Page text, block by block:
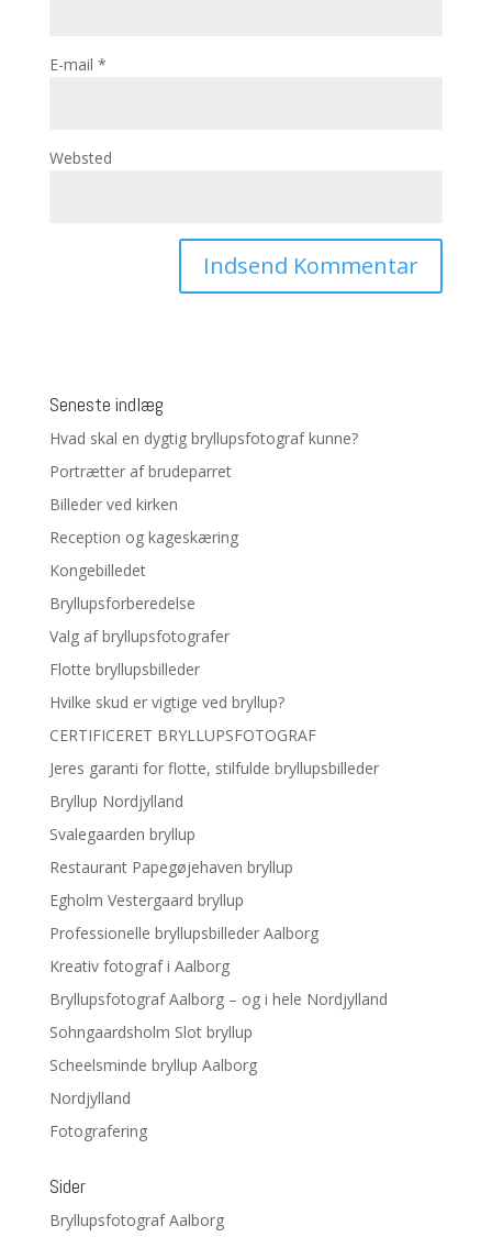
E-mail *
Websted
Seneste indlæg
Hvad skal en dygtig bryllupsfotograf kunne?
Portrætter af brudeparret
Billeder ved kirken
Reception og kageskæring
Kongebilledet
Bryllupsforberedelse
Valg af bryllupsfotografer
Flotte bryllupsbilleder
Hvilke skud er vigtige ved bryllup?
CERTIFICERET BRYLLUPSFOTOGRAF
Jeres garanti for flotte, stilfulde bryllupsbilleder
Bryllup Nordjylland
Svalegaarden bryllup
Restaurant Papegøjehaven bryllup
Egholm Vestergaard bryllup
Professionelle bryllupsbilleder Aalborg
Kreativ fotograf i Aalborg
Bryllupsfotograf Aalborg – og i hele Nordjylland
Sohngaardsholm Slot bryllup
Scheelsminde bryllup Aalborg
Nordjylland
Fotografering
Sider
Bryllupsfotograf Aalborg